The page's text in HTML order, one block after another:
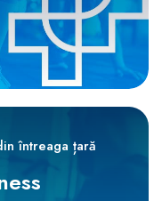
întreaga țară